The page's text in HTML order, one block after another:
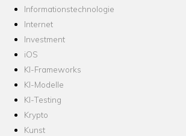
Informationstechnologie
Internet
Investment
iOS
KI-Frameworks
KI-Modelle
KI-Testing
Krypto
Kunst